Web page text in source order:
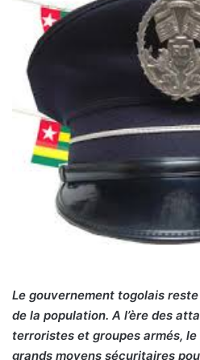
Le gouvernement togolais
de la population. A l’ère des
terroristes et groupes armés,
grands moyens sécuritaires